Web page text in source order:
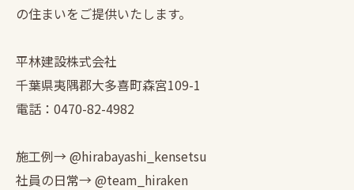
の住まいをご提供いたします。
平林建設株式会社
千葉県夷隅郡大多喜町森宮109-1
電話：0470-82-4982
施工例→ @hirabayashi_kensetsu
社員の日常→ @team_hiraken